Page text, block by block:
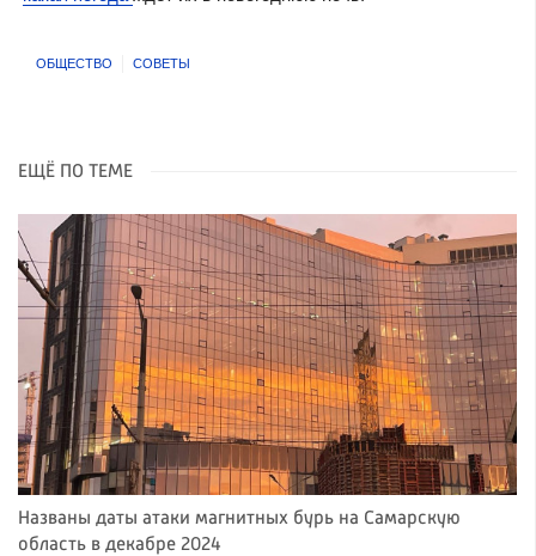
ОБЩЕСТВО СОВЕТЫ
ЕЩЁ ПО ТЕМЕ
Названы даты атаки магнитных бурь на Самарскую
область в декабре 2024